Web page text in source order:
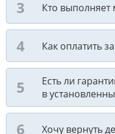
Кто выполняет
Как оплатить
Есть ли
в
Хочу вернуть